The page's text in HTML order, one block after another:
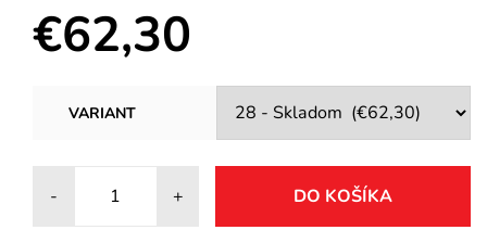
€62,30
VARIANT
- +